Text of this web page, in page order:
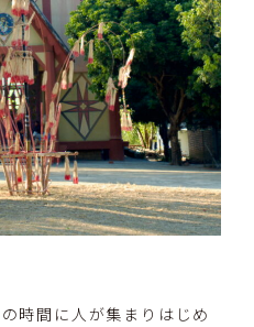
時間に人が集まりはじめ